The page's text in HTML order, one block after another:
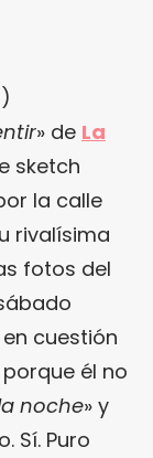
» de La
sketch
la calle
rivalísima
fotos del
cuestión
él no
noche» y
Sí. Puro